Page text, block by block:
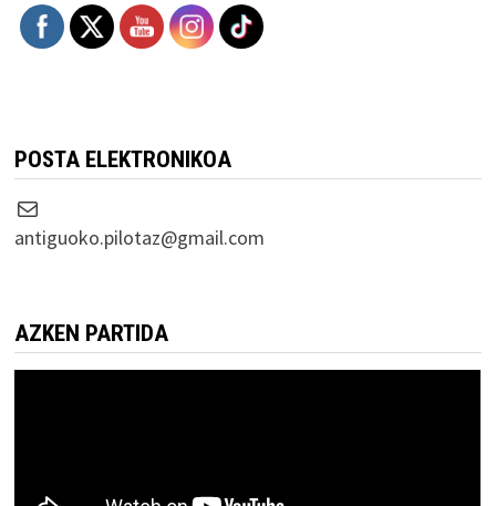
POSTA ELEKTRONIKOA
Correo electrónico
antiguoko.pilotaz@gmail.com
AZKEN PARTIDA